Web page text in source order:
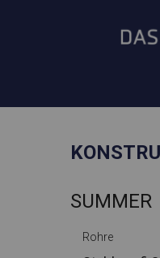
SUMMER
Rohre